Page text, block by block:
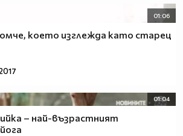
01:06
което изглежда като старец
01:04
– най-възрастният